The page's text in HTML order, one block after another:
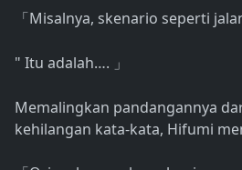
「 Misalnya, skenario seperti
" Itu adalah…. 」
Memalingkan pandangannya
kehilangan kata-kata, Hifumi